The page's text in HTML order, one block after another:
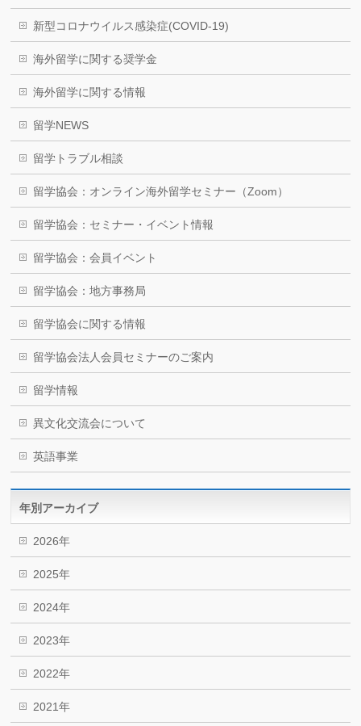
新型コロナウイルス感染症(COVID-19)
海外留学に関する奨学金
海外留学に関する情報
留学NEWS
留学トラブル相談
留学協会：オンライン海外留学セミナー（Zoom）
留学協会：セミナー・イベント情報
留学協会：会員イベント
留学協会：地方事務局
留学協会に関する情報
留学協会法人会員セミナーのご案内
留学情報
異文化交流会について
英語事業
年別アーカイブ
2026年
2025年
2024年
2023年
2022年
2021年